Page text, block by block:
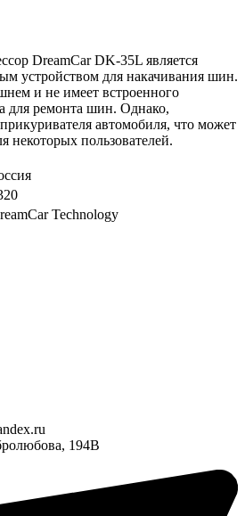
DreamCar DK-35L является
устройством для накачивания шин.
и не имеет встроенного
для ремонта шин. Однако,
автомобиля, что может
некоторых пользователей.
Technology
194В